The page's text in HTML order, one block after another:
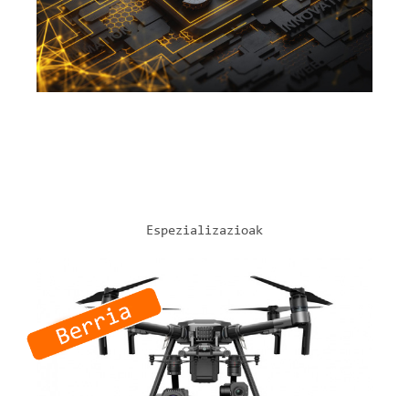
Espezializazioak